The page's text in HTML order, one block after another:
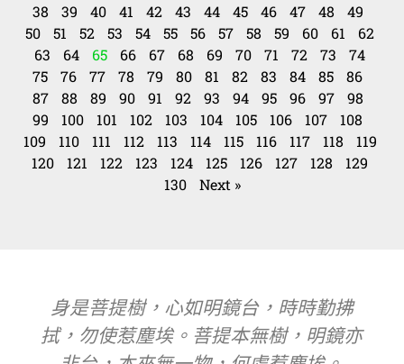
38
39 40 41 42 43 44 45 46 47 48
49
50
51 52 53 54 55 56 57 58 59 60 61
62
63
64 65 66 67 68 69 70 71 72 73
74
75
76 77 78 79 80 81 82 83 84 85
86
87
88 89 90 91 92 93 94 95 96 97
98
99
100 101 102 103 104 105 106 107
108
109
110 111 112 113 114 115 116 117 118
119
120
121 122 123 124 125 126 127 128
129
130
Next »
身是菩提樹，心如明鏡台，時時勤拂
拭，勿使惹塵埃。菩提本無樹，明鏡亦